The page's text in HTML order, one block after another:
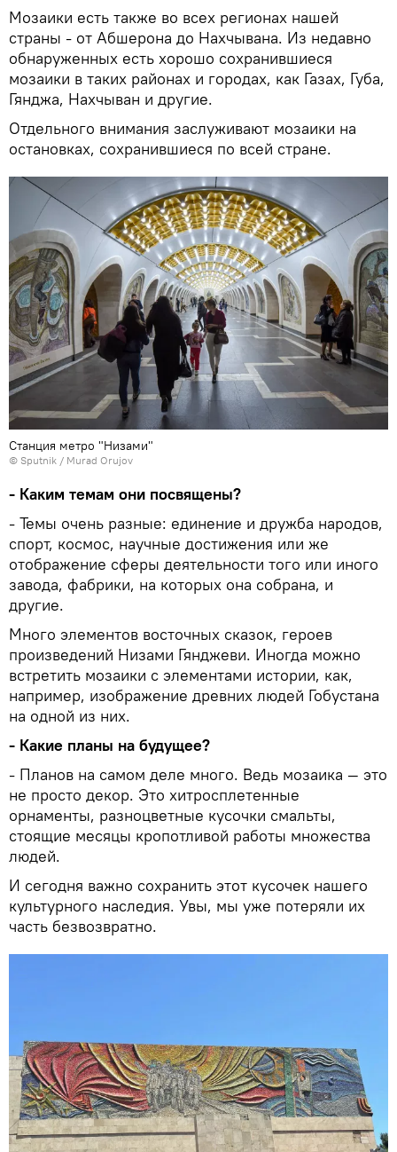
Мозаики есть также во всех регионах нашей
страны - от Абшерона до Нахчывана. Из недавно
обнаруженных есть хорошо сохранившиеся
мозаики в таких районах и городах, как Газах, Губа,
Гянджа, Нахчыван и другие.
Отдельного внимания заслуживают мозаики на
остановках, сохранившиеся по всей стране.
Станция метро "Низами"
© Sputnik / Murad Orujov
- Каким темам они посвящены?
- Темы очень разные: единение и дружба народов,
спорт, космос, научные достижения или же
отображение сферы деятельности того или иного
завода, фабрики, на которых она собрана, и
другие.
Много элементов восточных сказок, героев
произведений Низами Гянджеви. Иногда можно
встретить мозаики с элементами истории, как,
например, изображение древних людей Гобустана
на одной из них.
- Какие планы на будущее?
- Планов на самом деле много. Ведь мозаика — это
не просто декор. Это хитросплетенные
орнаменты, разноцветные кусочки смальты,
стоящие месяцы кропотливой работы множества
людей.
И сегодня важно сохранить этот кусочек нашего
культурного наследия. Увы, мы уже потеряли их
часть безвозвратно.